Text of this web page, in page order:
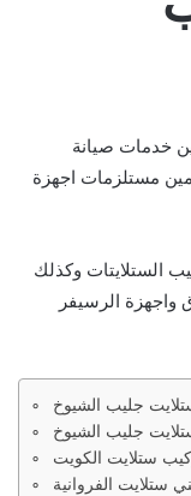
خدمات صيانة
مستلزمات اجهزة
الستلايتات وكذلك
واجهزة الرسيفر
جليب الشيوخ
جليب الشيوخ
ستلايت الكويت
ستلايت الفروانية